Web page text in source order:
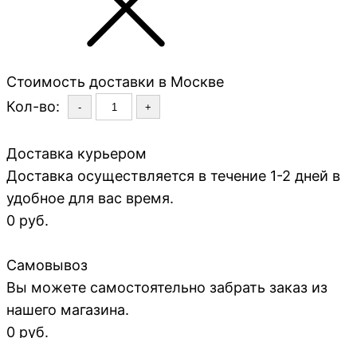
Стоимость доставки в Москве
Кол-во:
- +
Доставка курьером
Доставка осуществляется в течение 1-2 дней в
удобное для вас время.
0 руб.
Самовывоз
Вы можете самостоятельно забрать заказ из
нашего магазина.
0 руб.